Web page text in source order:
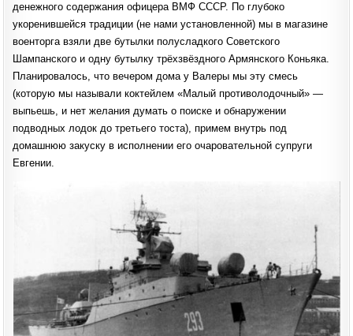
денежного содержания офицера ВМФ СССР. По глубоко
укоренившейся традиции (не нами установленной) мы в магазине
военторга взяли две бутылки полусладкого Советского
Шампанского и одну бутылку трёхзвёздного Армянского Коньяка.
Планировалось, что вечером дома у Валеры мы эту смесь
(которую мы называли коктейлем «Малый противолодочный» —
выпьешь, и нет желания думать о поиске и обнаружении
подводных лодок до третьего тоста), примем внутрь под
домашнюю закуску в исполнении его очаровательной супруги
Евгении.